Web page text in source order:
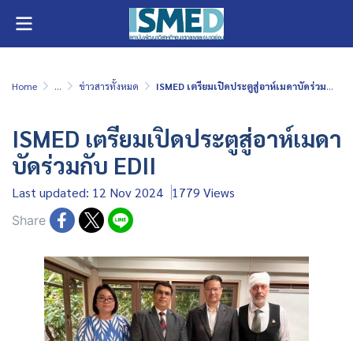
Home ... ข่าวสารทั้งหมด ISMED เตรียมเปิดประตูสู่อาห์เมดาบัดร่วมกับ EDII
ISMED เตรียมเปิดประตูสู่อาห์เมดา
บัดร่วมกับ EDII
Last updated: 12 Nov 2024 1779 Views
Share